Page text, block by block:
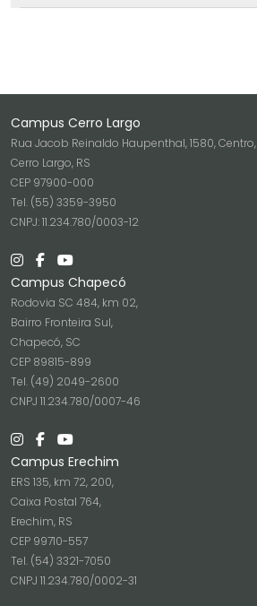
Campus Cerro Largo
Rua Jacob Reinaldo Haupenthal, 1580, Centro,
Cerro Largo, RS
CEP 97900-000
Tel. (55) 3359-3950
CNPJ: 11.234.780/0003-12
Campus Chapecó
Rodovia SC 484, km 02,
Bairro Fronteira Sul,
Chapecó, SC
CEP 89815-899
Tel. (49) 2049-2600
CNPJ 11.234.780/0007-46
Campus Erechim
ERS 135, km 72, 200,
Caixa Postal 764,
Erechim, RS
CEP 99710-557
Tel. (54) 3321-7050
CNPJ 11.234.780/0002-31